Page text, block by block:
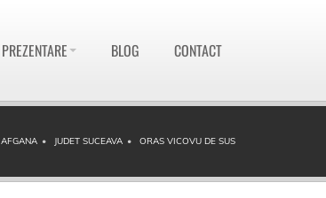
PREZENTARE BLOG CONTACT
AFGANA JUDET SUCEAVA ORAS VICOVU DE SUS